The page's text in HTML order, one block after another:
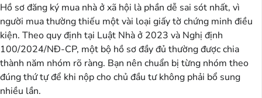
Hồ sơ đăng ký mua nhà ở xã hội là phần dễ sai sót nhất, vì
người mua thường thiếu một vài loại giấy tờ chứng minh điều
kiện. Theo quy định tại Luật Nhà ở 2023 và Nghị định
100/2024/NĐ-CP, một bộ hồ sơ đầy đủ thường được chia
thành năm nhóm rõ ràng. Bạn nên chuẩn bị từng nhóm theo
đúng thứ tự để khi nộp cho chủ đầu tư không phải bổ sung
nhiều lần.